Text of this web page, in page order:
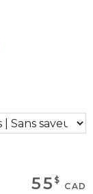
55 $
CAD